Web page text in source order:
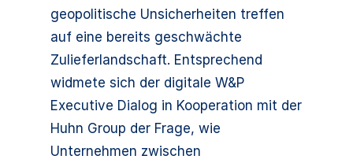
geopolitische Unsicherheiten treffen
auf eine bereits geschwächte
Zulieferlandschaft. Entsprechend
widmete sich der digitale W&P
Executive Dialog in Kooperation mit der
Huhn Group der Frage, wie
Unternehmen zwischen